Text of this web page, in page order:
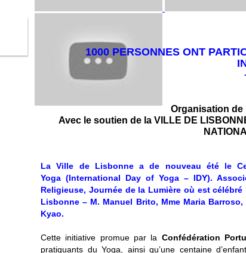
1000 PERSONNES ONT
Organisation de
Avec le soutien de la VILLE DE
La Ville de Lisbonne a de nouveau été le
Yoga (International Day of Yoga – IDY).
Religieuse, Journée de la Lumière où est
Lisbonne – M. Manuel Brito, Mme Maria
Kyao.
Cette initiative promue par la Confédération
pratiquants du Yoga, ainsi qu’une centaine